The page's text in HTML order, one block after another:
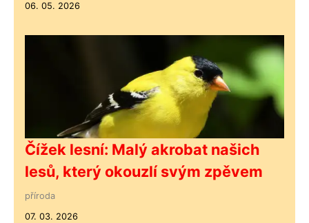
06. 05. 2026
Čížek lesní: Malý akrobat našich
lesů, který okouzlí svým zpěvem
příroda
07. 03. 2026